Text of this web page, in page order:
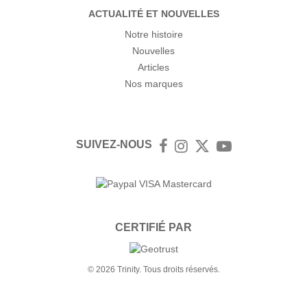
ACTUALITÉ ET NOUVELLES
Notre histoire
Nouvelles
Articles
Nos marques
SUIVEZ-NOUS FacebookInstagram
TwitterYouTube
CERTIFIÉ PAR
© 2026 Trinity. Tous droits réservés.